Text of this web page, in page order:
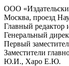
ООО
Москва, проезд
Главный редактор
Генеральный
Первый
Заместители
Ю.И., Харо Е.Ю.